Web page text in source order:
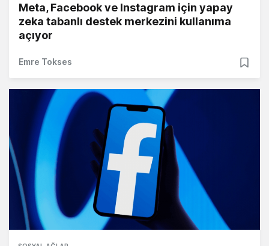
Meta, Facebook ve Instagram için yapay
zeka tabanlı destek merkezini kullanıma
açıyor
Emre Tokses